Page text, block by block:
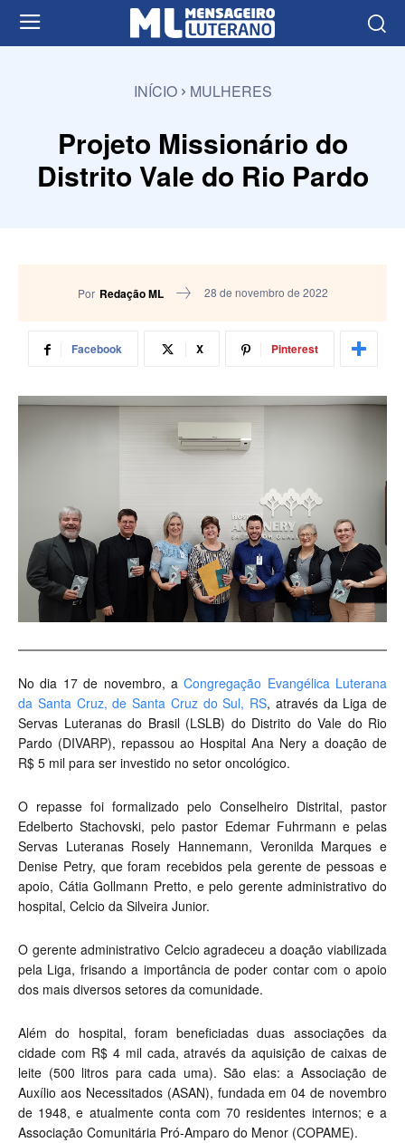
INÍCIO MULHERES
Projeto Missionário do
Distrito Vale do Rio Pardo
Por Redação ML 28 de novembro de 2022
Facebook X Pinterest
No dia 17 de novembro, aCongregação Evangélica Luterana
da Santa Cruz, de Santa Cruz do Sul, RS, através da Liga de
Servas Luteranas do Brasil (LSLB) do Distrito do Vale do Rio
Pardo (DIVARP), repassou ao Hospital Ana Nery a doação de
R$ 5 mil para ser investido no setor oncológico.
O repasse foi formalizado pelo Conselheiro Distrital, pastor
Edelberto Stachovski, pelo pastor Edemar Fuhrmann e pelas
Servas Luteranas Rosely Hannemann, Veronilda Marques e
Denise Petry, que foram recebidos pela gerente de pessoas e
apoio, Cátia Gollmann Pretto, e pelo gerente administrativo do
hospital, Celcio da Silveira Junior.
O gerente administrativo Celcio agradeceu a doação viabilizada
pela Liga, frisando a importância de poder contar com o apoio
dos mais diversos setores da comunidade.
Além do hospital, foram beneficiadas duas associações da
cidade com R$ 4 mil cada, através da aquisição de caixas de
leite (500 litros para cada uma). São elas: a Associação de
Auxílio aos Necessitados (ASAN), fundada em 04 de novembro
de 1948, e atualmente conta com 70 residentes internos; e a
Associação Comunitária Pró-Amparo do Menor (COPAME).